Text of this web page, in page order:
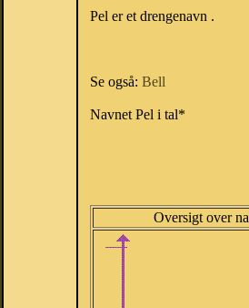
Pel er et drengenavn .
Se også: Bell
Navnet Pel i tal*
Oversigt over